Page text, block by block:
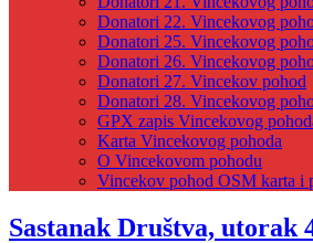
Donatori 22. Vincekovog
Donatori 25. Vincekovog
Donatori 26. Vincekovog
Donatori 27. Vincekov pohod
Donatori 28. Vincekovog
GPX zapis Vincekovog
Karta Vincekovog pohoda
O Vincekovom pohodu
Vincekov pohod OSM karta i
Sastanak Društva, utorak